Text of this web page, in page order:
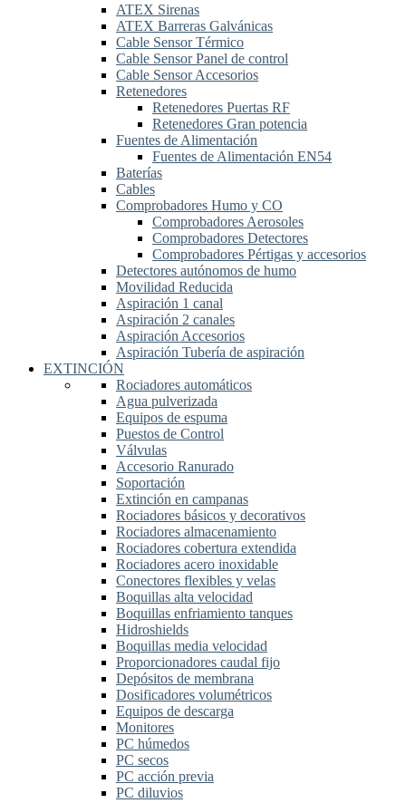
ATEX Sirenas
ATEX Barreras Galvánicas
Cable Sensor Térmico
Cable Sensor Panel de control
Cable Sensor Accesorios
Retenedores
Retenedores Puertas RF
Retenedores Gran potencia
Fuentes de Alimentación
Fuentes de Alimentación EN54
Baterías
Cables
Comprobadores Humo y CO
Comprobadores Aerosoles
Comprobadores Detectores
Comprobadores Pértigas y accesorios
Detectores autónomos de humo
Movilidad Reducida
Aspiración 1 canal
Aspiración 2 canales
Aspiración Accesorios
Aspiración Tubería de aspiración
EXTINCIÓN
Rociadores automáticos
Agua pulverizada
Equipos de espuma
Puestos de Control
Válvulas
Accesorio Ranurado
Soportación
Extinción en campanas
Rociadores básicos y decorativos
Rociadores almacenamiento
Rociadores cobertura extendida
Rociadores acero inoxidable
Conectores flexibles y velas
Boquillas alta velocidad
Boquillas enfriamiento tanques
Hidroshields
Boquillas media velocidad
Proporcionadores caudal fijo
Depósitos de membrana
Dosificadores volumétricos
Equipos de descarga
Monitores
PC húmedos
PC secos
PC acción previa
PC diluvios